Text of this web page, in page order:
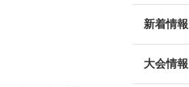
新着情報
大会情報